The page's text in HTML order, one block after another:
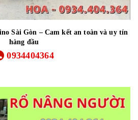
Sài Gòn – Cam kết an toàn và uy tín
hàng đầu
0934404364